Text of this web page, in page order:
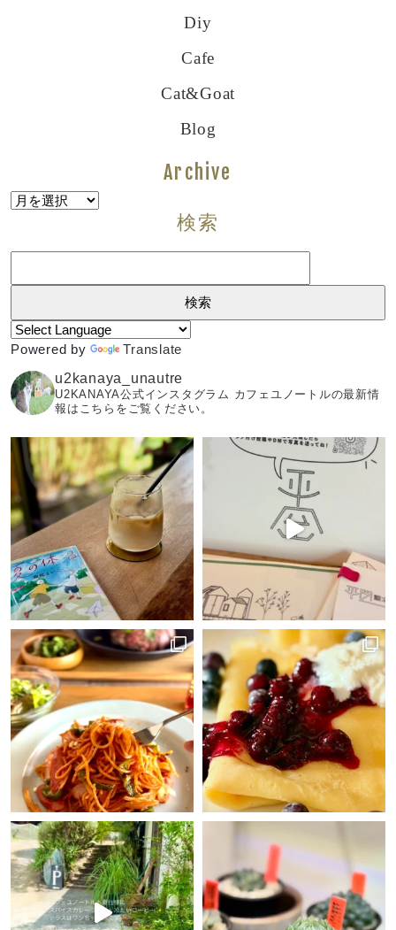
Diy
Cafe
Cat&goat
Blog
Archive
Archive
検索
Powered by
Translate
u2kanaya_unautre
U2KANAYA公式インスタグラム カフェユノートルの最新情
報はこちらをご覧ください。